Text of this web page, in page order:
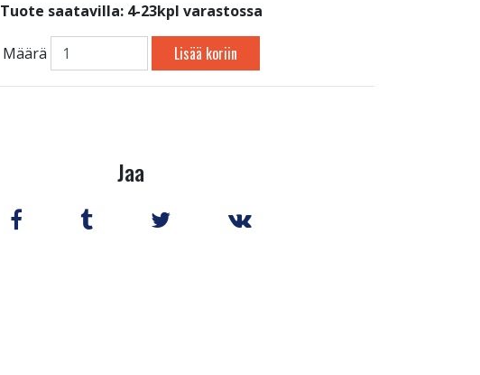
Tuote saatavilla: 4-23kpl varastossa
Määrä Lisää koriin
Jaa